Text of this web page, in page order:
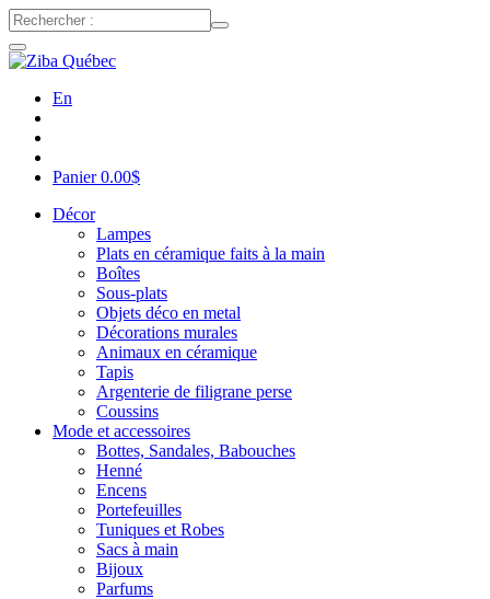
En
Panier0.00$
Décor
Lampes
Plats en céramique faits à la main
Boîtes
Sous-plats
Objets déco en metal
Décorations murales
Animaux en céramique
Tapis
Argenterie de filigrane perse
Coussins
Mode et accessoires
Bottes, Sandales, Babouches
Henné
Encens
Portefeuilles
Tuniques et Robes
Sacs à main
Bijoux
Parfums